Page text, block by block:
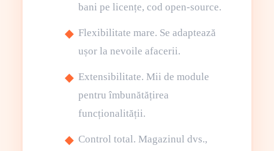
bani pe licențe, cod open-source.
Flexibilitate mare. Se adaptează
ușor la nevoile afacerii.
Extensibilitate. Mii de module
pentru îmbunătățirea
funcționalității.
Control total. Magazinul dvs.,